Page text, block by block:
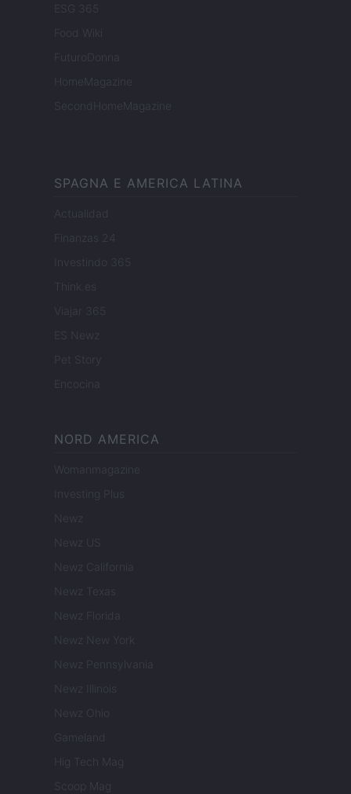
ESG 365
Food Wiki
FuturoDonna
HomeMagazine
SecondHomeMagazine
SPAGNA E AMERICA LATINA
Actualidad
Finanzas 24
Investindo 365
Think.es
Viajar 365
ES Newz
Pet Story
Encocina
NORD AMERICA
Womanmagazine
Investing Plus
Newz
Newz US
Newz California
Newz Texas
Newz Florida
Newz New York
Newz Pennsylvania
Newz Illinois
Newz Ohio
Gameland
Hig Tech Mag
Scoop Mag